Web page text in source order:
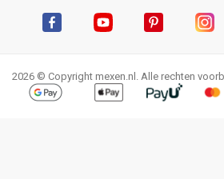
2026 © Copyright mexen.nl. Alle rechten